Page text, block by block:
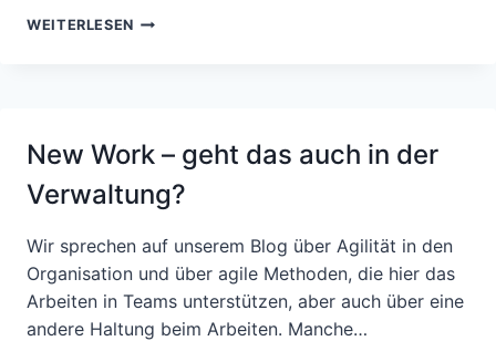
WEITERLESEN LERNZIRKEL
New Work – geht das auch in der
Verwaltung?
Wir sprechen auf unserem Blog über Agilität in den
Organisation und über agile Methoden, die hier das
Arbeiten in Teams unterstützen, aber auch über eine
andere Haltung beim Arbeiten. Manche…